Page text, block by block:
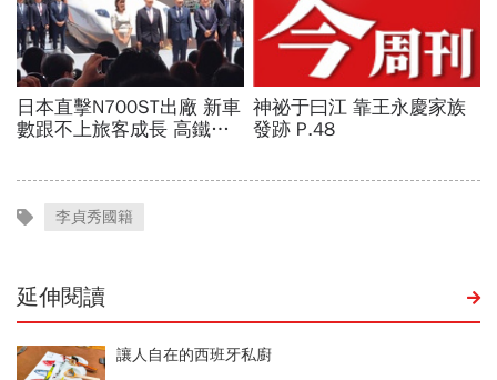
李貞秀國籍
延伸閱讀
讓人自在的西班牙私廚